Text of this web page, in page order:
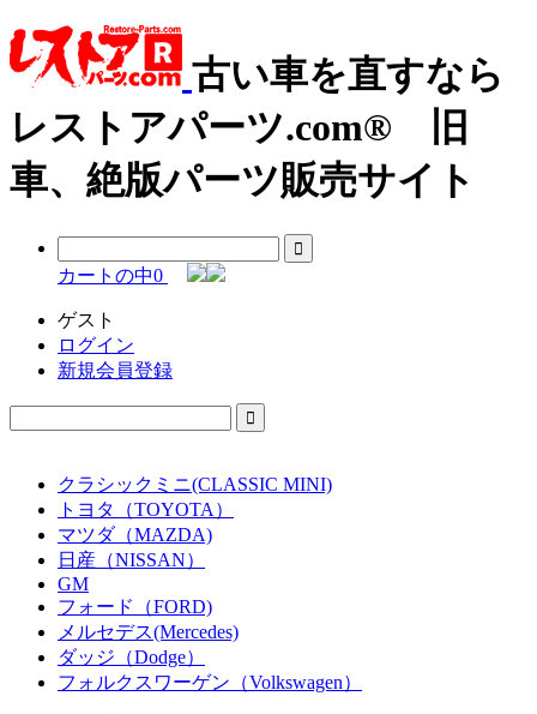
古い車を直すなら
レストアパーツ.com® 旧
車、絶版パーツ販売サイト
カートの中0
ゲスト
ログイン
新規会員登録
クラシックミニ(CLASSIC MINI)
トヨタ（TOYOTA）
マツダ（MAZDA)
日産（NISSAN）
GM
フォード（FORD)
メルセデス(Mercedes)
ダッジ（Dodge）
フォルクスワーゲン（Volkswagen）